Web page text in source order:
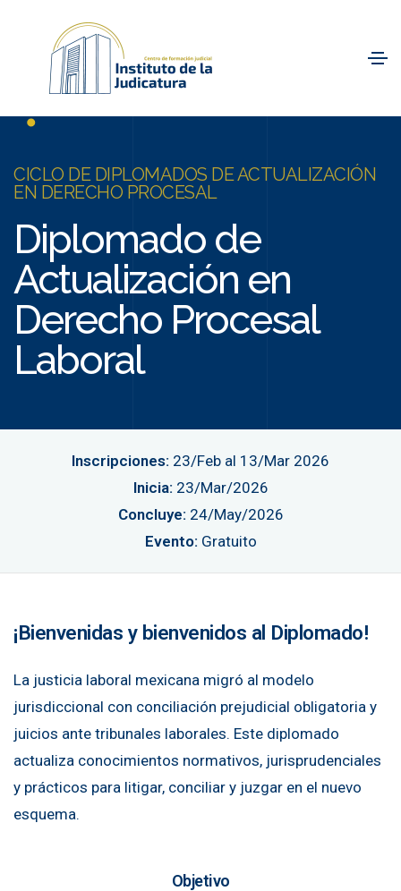
CICLO DE DIPLOMADOS DE ACTUALIZACIÓN
EN DERECHO PROCESAL
Diplomado de
Actualización en
Derecho Procesal
Laboral
Inscripciones: 23/Feb al 13/Mar 2026
Inicia: 23/Mar/2026
Concluye: 24/May/2026
Evento: Gratuito
¡Bienvenidas y bienvenidos al Diplomado!
La justicia laboral mexicana migró al modelo
jurisdiccional con conciliación prejudicial obligatoria y
juicios ante tribunales laborales. Este diplomado
actualiza conocimientos normativos, jurisprudenciales
y prácticos para litigar, conciliar y juzgar en el nuevo
esquema.
Objetivo